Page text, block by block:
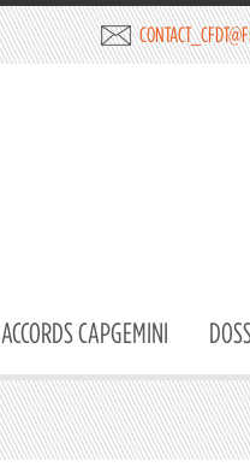
ACCORDS CAPGEMINI